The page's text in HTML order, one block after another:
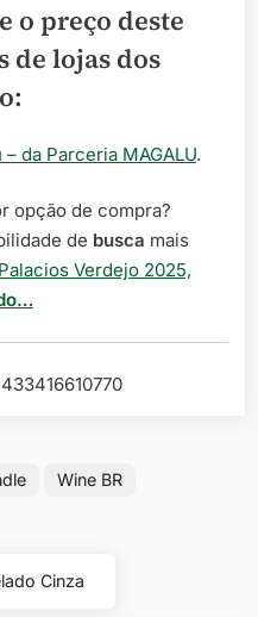
o preço deste
de lojas dos
– da Parceria MAGALU.
opção de compra?
de busca mais
Verdejo 2025,
Wine BR
Cinza